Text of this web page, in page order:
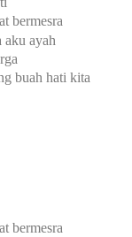
bermesra
aku ayah
buah hati kita
bermesra